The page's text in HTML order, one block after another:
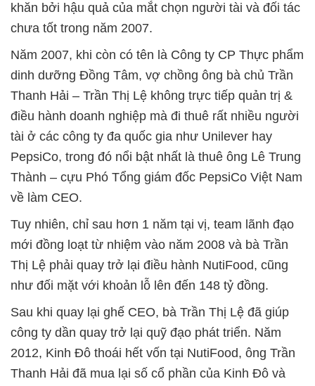
khăn bởi hậu quả của mắt chọn người tài và đối tác
chưa tốt trong năm 2007.
Năm 2007, khi còn có tên là Công ty CP Thực phẩm
dinh dưỡng Đồng Tâm, vợ chồng ông bà chủ Trần
Thanh Hải – Trần Thị Lệ không trực tiếp quản trị &
điều hành doanh nghiệp mà đi thuê rất nhiều người
tài ở các công ty đa quốc gia như Unilever hay
PepsiCo, trong đó nổi bật nhất là thuê ông Lê Trung
Thành – cựu Phó Tổng giám đốc PepsiCo Việt Nam
về làm CEO.
Tuy nhiên, chỉ sau hơn 1 năm tại vị, team lãnh đạo
mới đồng loạt từ nhiệm vào năm 2008 và bà Trần
Thị Lệ phải quay trở lại điều hành NutiFood, cũng
như đối mặt với khoản lỗ lên đến 148 tỷ đồng.
Sau khi quay lại ghế CEO, bà Trần Thị Lệ đã giúp
công ty dần quay trở lại quỹ đạo phát triển. Năm
2012, Kinh Đô thoái hết vốn tại NutiFood, ông Trần
Thanh Hải đã mua lại số cổ phần của Kinh Đô và